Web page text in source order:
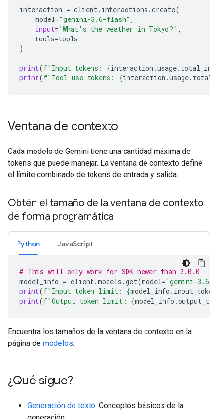
interaction = client. interactions .create(
model="gemini-3.6-flash" ,
input="What's the weather in Tokyo?" ,
tools=tools
)
print(f"Input tokens: {interaction .usage.
print(f"Tool use tokens: {interaction .usage.
Ventana de contexto
Cada modelo de Gemini tiene una cantidad máxima de
tokens que puede manejar. La ventana de contexto define
el límite combinado de tokens de entrada y salida.
Obtén el tamaño de la ventana de contexto
de forma programática
Python JavaScript
# This will only work for SDK newer than 2.0.0
model_info = client.models .get(model="gemini-3.6-
print(f"Input token limit: {model_info .
print(f"Output token limit: {model_info .
Encuentra los tamaños de la ventana de contexto en la
página de modelos.
¿Qué sigue?
Generación de texto: Conceptos básicos de la